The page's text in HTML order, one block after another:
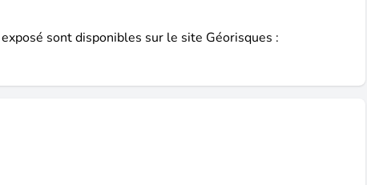
sont disponibles sur le site Géorisques :